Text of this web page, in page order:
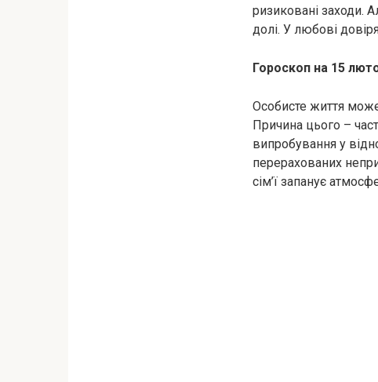
ризиковані заходи.
долі. У любові
Гороскоп на 15
Особисте життя може
Причина цього –
випробування у
перерахованих
сім’ї запанує